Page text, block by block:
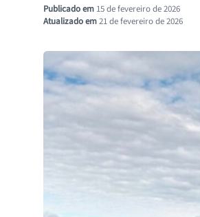
Publicado em15 de fevereiro de 2026
Atualizado em21 de fevereiro de 2026